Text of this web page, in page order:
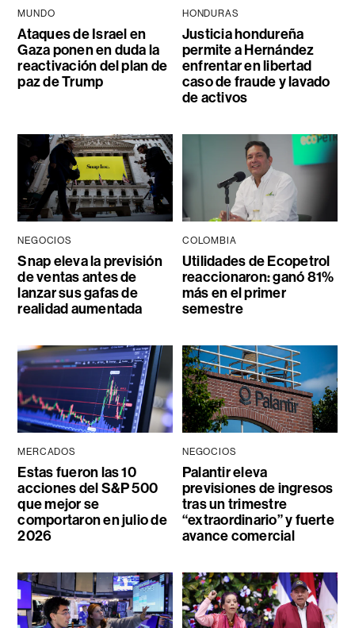
MUNDO
Ataques de Israel en
Gaza ponen en duda la
reactivación del plan de
paz de Trump
HONDURAS
Justicia hondureña
permite a Hernández
enfrentar en libertad
caso de fraude y lavado
de activos
NEGOCIOS
Snap eleva la previsión
de ventas antes de
lanzar sus gafas de
realidad aumentada
COLOMBIA
Utilidades de Ecopetrol
reaccionaron: ganó 81%
más en el primer
semestre
MERCADOS
Estas fueron las 10
acciones del S&P 500
que mejor se
comportaron en julio de
2026
NEGOCIOS
Palantir eleva
previsiones de ingresos
tras un trimestre
“extraordinario” y fuerte
avance comercial